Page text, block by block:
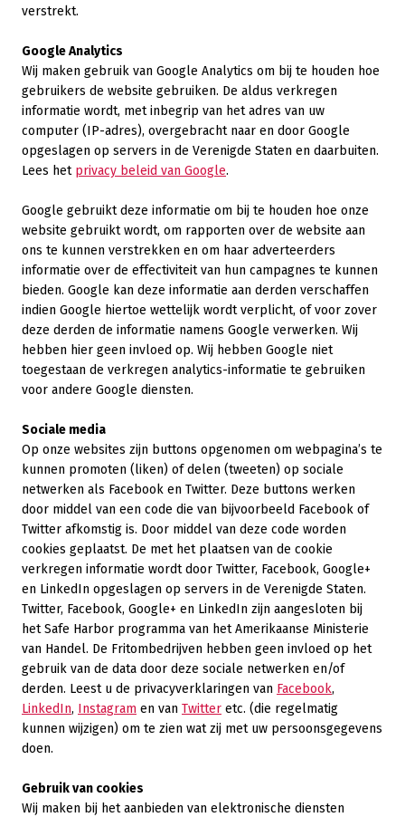
verstrekt.
Google Analytics
Wij maken gebruik van Google Analytics om bij te houden hoe
gebruikers de website gebruiken. De aldus verkregen
informatie wordt, met inbegrip van het adres van uw
computer (IP-adres), overgebracht naar en door Google
opgeslagen op servers in de Verenigde Staten en daarbuiten.
Lees het privacy beleid van Google.
Google gebruikt deze informatie om bij te houden hoe onze
website gebruikt wordt, om rapporten over de website aan
ons te kunnen verstrekken en om haar adverteerders
informatie over de effectiviteit van hun campagnes te kunnen
bieden. Google kan deze informatie aan derden verschaffen
indien Google hiertoe wettelijk wordt verplicht, of voor zover
deze derden de informatie namens Google verwerken. Wij
hebben hier geen invloed op. Wij hebben Google niet
toegestaan de verkregen analytics-informatie te gebruiken
voor andere Google diensten.
Sociale media
Op onze websites zijn buttons opgenomen om webpagina’s te
kunnen promoten (liken) of delen (tweeten) op sociale
netwerken als Facebook en Twitter. Deze buttons werken
door middel van een code die van bijvoorbeeld Facebook of
Twitter afkomstig is. Door middel van deze code worden
cookies geplaatst. De met het plaatsen van de cookie
verkregen informatie wordt door Twitter, Facebook, Google+
en LinkedIn opgeslagen op servers in de Verenigde Staten.
Twitter, Facebook, Google+ en LinkedIn zijn aangesloten bij
het Safe Harbor programma van het Amerikaanse Ministerie
van Handel. De Fritombedrijven hebben geen invloed op het
gebruik van de data door deze sociale netwerken en/of
derden. Leest u de privacyverklaringen van Facebook,
LinkedIn, Instagram en van Twitter etc. (die regelmatig
kunnen wijzigen) om te zien wat zij met uw persoonsgegevens
doen.
Gebruik van cookies
Wij maken bij het aanbieden van elektronische diensten